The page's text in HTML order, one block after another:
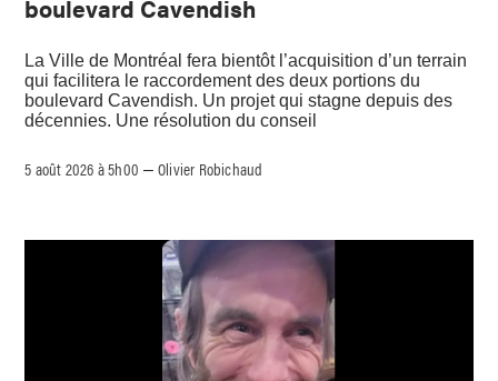
boulevard Cavendish
La Ville de Montréal fera bientôt l’acquisition d’un terrain
qui facilitera le raccordement des deux portions du
boulevard Cavendish. Un projet qui stagne depuis des
décennies. Une résolution du conseil
5 août 2026 à 5h00 –Olivier Robichaud